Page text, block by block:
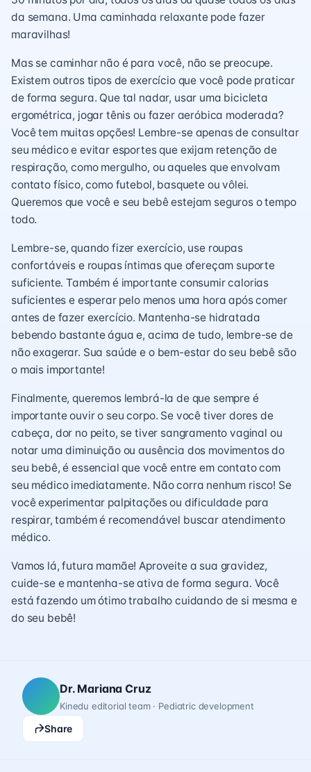
da semana. Uma caminhada relaxante pode fazer
maravilhas!
Mas se caminhar não é para você, não se preocupe.
Existem outros tipos de exercício que você pode praticar
de forma segura. Que tal nadar, usar uma bicicleta
ergométrica, jogar tênis ou fazer aeróbica moderada?
Você tem muitas opções! Lembre-se apenas de consultar
seu médico e evitar esportes que exijam retenção de
respiração, como mergulho, ou aqueles que envolvam
contato físico, como futebol, basquete ou vôlei.
Queremos que você e seu bebê estejam seguros o tempo
todo.
Lembre-se, quando fizer exercício, use roupas
confortáveis e roupas íntimas que ofereçam suporte
suficiente. Também é importante consumir calorias
suficientes e esperar pelo menos uma hora após comer
antes de fazer exercício. Mantenha-se hidratada
bebendo bastante água e, acima de tudo, lembre-se de
não exagerar. Sua saúde e o bem-estar do seu bebê são
o mais importante!
Finalmente, queremos lembrá-la de que sempre é
importante ouvir o seu corpo. Se você tiver dores de
cabeça, dor no peito, se tiver sangramento vaginal ou
notar uma diminuição ou ausência dos movimentos do
seu bebê, é essencial que você entre em contato com
seu médico imediatamente. Não corra nenhum risco! Se
você experimentar palpitações ou dificuldade para
respirar, também é recomendável buscar atendimento
médico.
Vamos lá, futura mamãe! Aproveite a sua gravidez,
cuide-se e mantenha-se ativa de forma segura. Você
está fazendo um ótimo trabalho cuidando de si mesma e
do seu bebê!
Dr. Mariana Cruz
Kinedu editorial team · Pediatric development
Share